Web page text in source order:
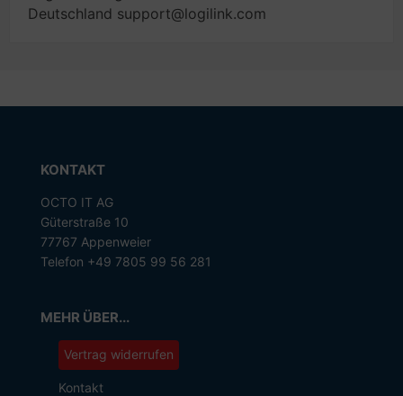
Deutschland support@logilink.com
KONTAKT
OCTO IT AG
Güterstraße 10
77767 Appenweier
Telefon +49 7805 99 56 281
MEHR ÜBER...
Vertrag widerrufen
Kontakt